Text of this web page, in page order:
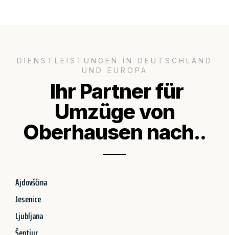
DIENSTLEISTUNGEN IN DEUTSCHLAND
UND EUROPA
Ihr Partner für
Umzüge von
Oberhausen nach..
Ajdovščina
Jesenice
Ljubljana